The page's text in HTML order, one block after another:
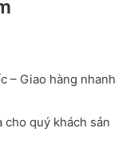
– Giao hàng nhanh
cho quý khách sản